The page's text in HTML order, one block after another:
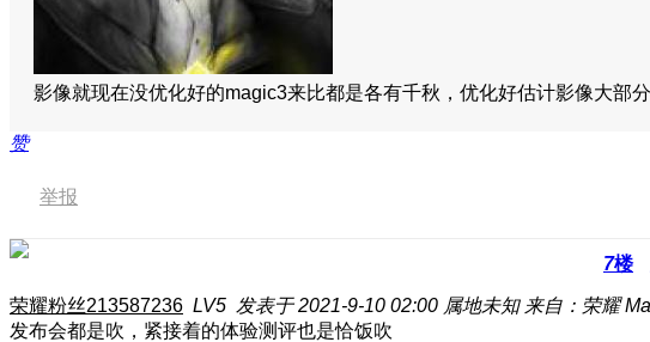
影像就现在没优化好的magic3来比都是各有千秋，优化好估计影像大部
赞
举报
7楼
荣耀粉丝213587236 LV5 发表于 2021-9-10 02:00 属地未知 来自：荣耀
发布会都是吹，紧接着的体验测评也是恰饭吹